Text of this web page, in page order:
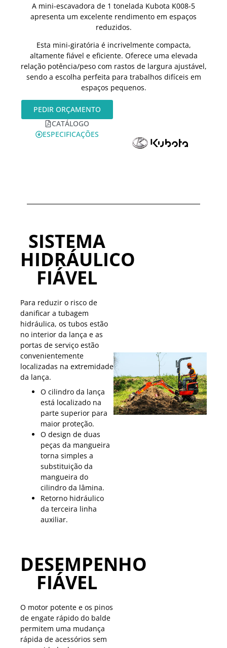
A mini-escavadora de 1 tonelada Kubota K008-5
apresenta um excelente rendimento em espaços
reduzidos.
Esta mini‑giratória é incrivelmente compacta,
altamente fiável e eficiente. Oferece uma elevada
relação potência/peso com rastos de largura ajustável,
sendo a escolha perfeita para trabalhos difíceis em
espaços pequenos.
PEDIR ORÇAMENTO
CATÁLOGO
ESPECIFICAÇÕES
SISTEMA
HIDRÁULICO
FIÁVEL
Para reduzir o risco de
danificar a tubagem
hidráulica, os tubos estão
no interior da lança e as
portas de serviço estão
convenientemente
localizadas na extremidade
da lança.
O cilindro da lança
está localizado na
parte superior para
maior proteção.
O design de duas
peças da mangueira
torna simples a
substituição da
mangueira do
cilindro da lâmina.
Retorno hidráulico
da terceira linha
auxiliar.
DESEMPENHO
FIÁVEL
O motor potente e os pinos
de engate rápido do balde
permitem uma mudança
rápida de acessórios sem